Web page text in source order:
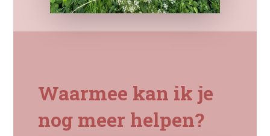
Waarmee kan ik je
nog meer helpen?